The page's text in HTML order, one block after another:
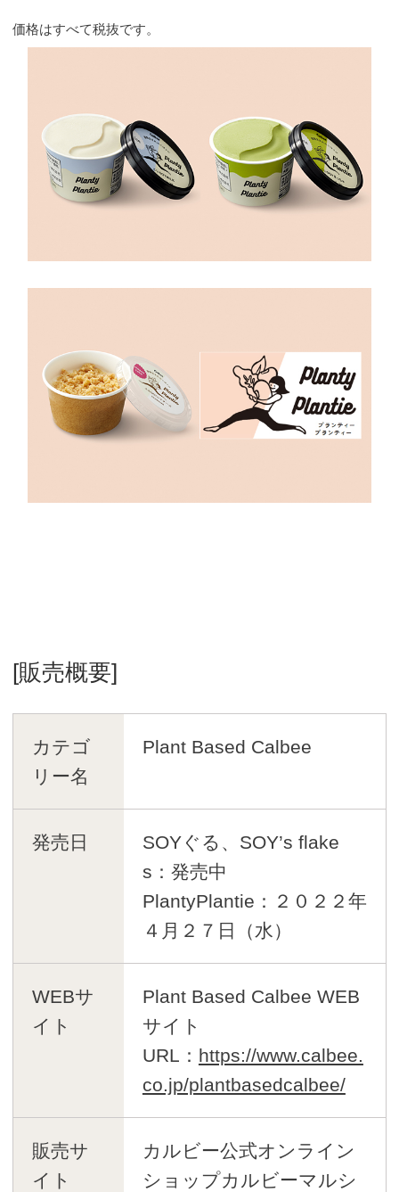
価格はすべて税抜です。
[販売概要]
カテゴ
リー名
Plant Based Calbee
発売日
SOYぐる、SOY’s flake
s：発売中
PlantyPlantie：２０２２年
４月２７日（水）
WEBサ
イト
Plant Based Calbee WEB
サイト
URL： https://www.calbee.
co.jp/plantbasedcalbee/
販売サ
イト
カルビー公式オンライン
ショップカルビーマルシ